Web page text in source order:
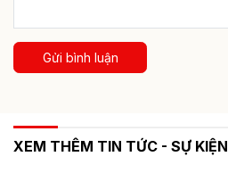
Gửi bình luận
XEM THÊM TIN TỨC - SỰ KIỆN